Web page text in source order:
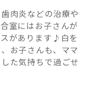
肉炎などの治療や
室にはお子さんが
があります♪白を
お子さんも、ママ
た気持ちで過ごせ